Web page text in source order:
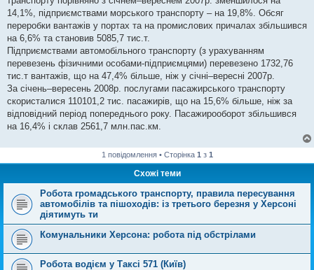
14,1%, підприємствами морського транспорту – на 19,8%. Обсяг
переробки вантажів у портах та на промислових причалах збільшився
на 6,6% та становив 5085,7 тис.т.
Підприємствами автомобільного транспорту (з урахуванням
перевезень фізичними особами-підприємцями) перевезено 1732,76
тис.т вантажів, що на 47,4% більше, ніж у січні–вересні 2007р.
За січень–вересень 2008р. послугами пасажирського транспорту
скористалися 110101,2 тис. пасажирів, що на 15,6% більше, ніж за
відповідний період попереднього року. Пасажирооборот збільшився
на 16,4% і склав 2561,7 млн.пас.км.
1 повідомлення • Сторінка 1 з 1
Схожі теми
Робота громадського транспорту, правила пересування
автомобілів та пішоходів: із третього березня у Херсоні
діятимуть ти
Комунальники Херсона: робота під обстрілами
Робота водієм у Таксі 571 (Київ)